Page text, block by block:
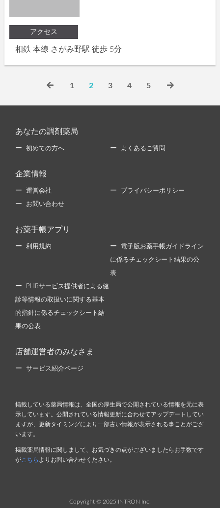
アクセス
相鉄 本線 さがみ野駅 徒歩 5分
1 2 3 4 5
あなたの調剤薬局
初めての方へ よくあるご質問
企業情報
運営会社 プライバシーポリシー
お問い合わせ
お薬手帳アプリ
利用規約 電子版お薬手帳ガイドライン
に係るチェックシート結果の公
表
PHRサービス提供者による健
診等情報の取扱いに関する基本
的指針に係るチェックシート結
果の公表
店舗運営者のみなさま
サービス紹介ページ
掲載している薬局情報は、全国の厚生局で公開されている情報を元に表
示しています。公開されている情報更新に合わせてアップデートしてい
ますが、更新タイミングにより一部古い情報が表示される事ことがござ
います。
掲載薬局情報に関しまして、お気づきの点がございましたらお手数です
が こちら よりお問い合わせください。
Copyright © 2025 INTRON Inc.